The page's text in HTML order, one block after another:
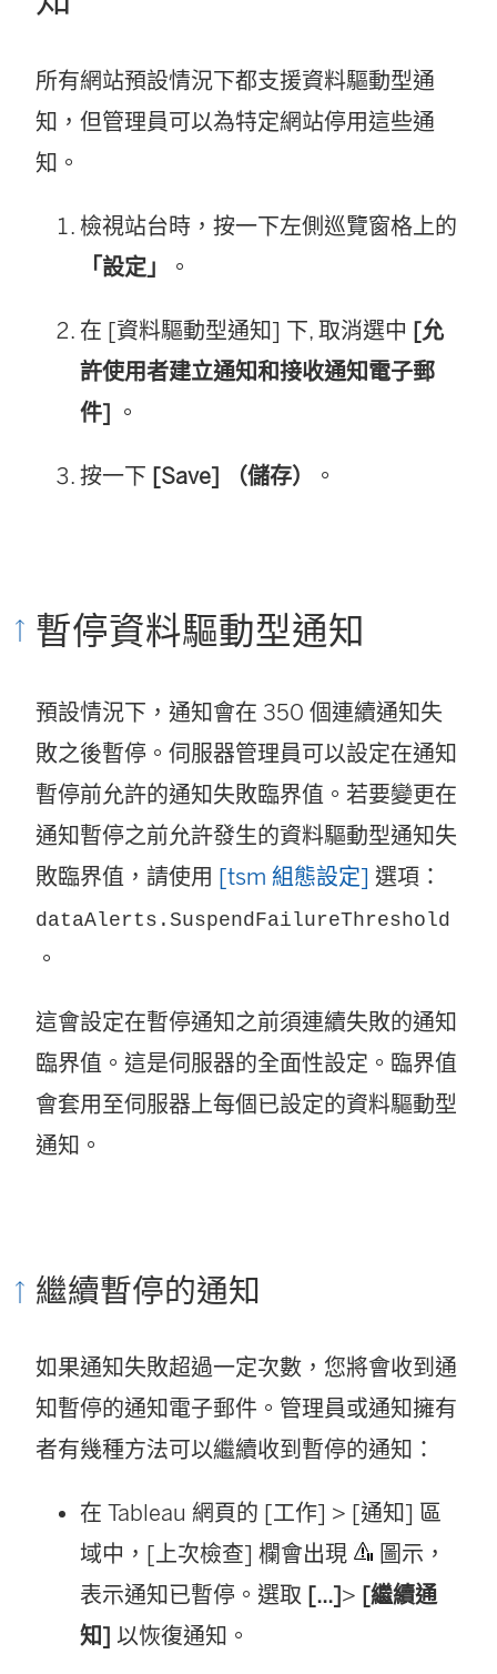
所有網站預設情況下都支援資料驅動型通
知，但管理員可以為特定網站停用這些通
知。
檢視站台時，按一下左側巡覽窗格上的
「設定」
。
在 [資料驅動型通知] 下, 取消選中 [允
許使用者建立通知和接收通知電子郵
件] 。
按一下 [Save] （儲存） 。
暫停資料驅動型通知
預設情況下，通知會在 350 個連續通知失
敗之後暫停。伺服器管理員可以設定在通知
暫停前允許的通知失敗臨界值。若要變更在
通知暫停之前允許發生的資料驅動型通知失
敗臨界值，請使用 [tsm 組態設定] 選項：
dataAlerts.SuspendFailureThreshold
。
這會設定在暫停通知之前須連續失敗的通知
臨界值。這是伺服器的全面性設定。臨界值
會套用至伺服器上每個已設定的資料驅動型
通知。
繼續暫停的通知
如果通知失敗超過一定次數，您將會收到通
知暫停的通知電子郵件。管理員或通知擁有
者有幾種方法可以繼續收到暫停的通知：
在 Tableau 網頁的 [工作] > [通知] 區
域中，[上次檢查] 欄會出現
圖示，
表示通知已暫停。選取 [...]> [繼續通
知] 以恢復通知。